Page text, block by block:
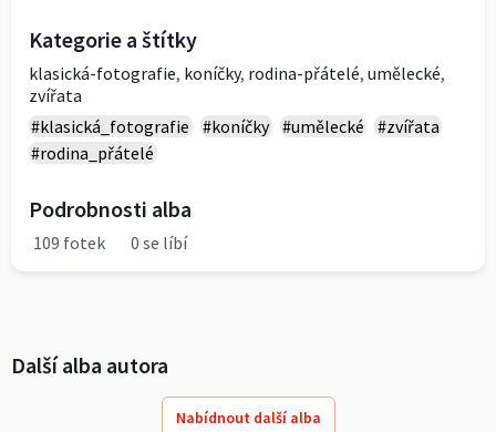
Kategorie a štítky
klasická-fotografie, koníčky, rodina-přátelé, umělecké,
zvířata
#klasická_fotografie
#koníčky #umělecké
#zvířata
#rodina_přátelé
Podrobnosti alba
109 fotek 0 se líbí
Další alba autora
Nabídnout další alba